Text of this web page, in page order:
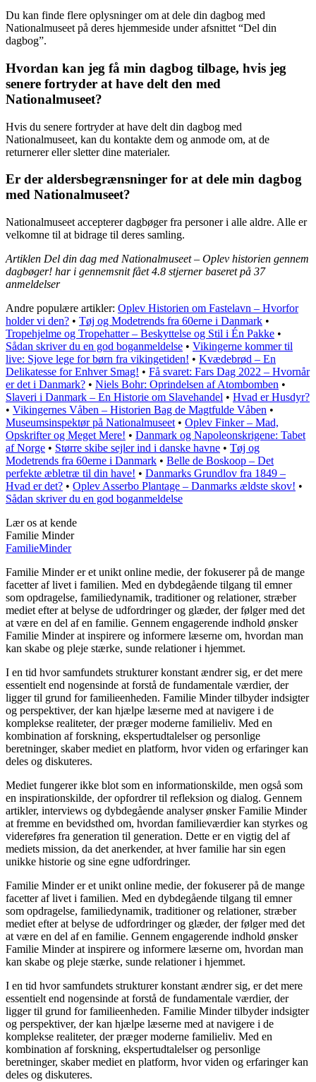
Du kan finde flere oplysninger om at dele din dagbog med
Nationalmuseet på deres hjemmeside under afsnittet “Del din
dagbog”.
Hvordan kan jeg få min dagbog tilbage, hvis jeg
senere fortryder at have delt den med
Nationalmuseet?
Hvis du senere fortryder at have delt din dagbog med
Nationalmuseet, kan du kontakte dem og anmode om, at de
returnerer eller sletter dine materialer.
Er der aldersbegrænsninger for at dele min dagbog
med Nationalmuseet?
Nationalmuseet accepterer dagbøger fra personer i alle aldre. Alle er
velkomne til at bidrage til deres samling.
Artiklen Del din dag med Nationalmuseet – Oplev historien gennem
dagbøger! har i gennemsnit fået4.8 stjerner baseret på 37
anmeldelser
Andre populære artikler: Oplev Historien om Fastelavn – Hvorfor
holder vi den? • Tøj og Modetrends fra 60erne i Danmark •
Tropehjelme og Tropehatter – Beskyttelse og Stil i Én Pakke •
Sådan skriver du en god boganmeldelse • Vikingerne kommer til
live: Sjove lege for børn fra vikingetiden! • Kvædebrød – En
Delikatesse for Enhver Smag! • Få svaret: Fars Dag 2022 – Hvornår
er det i Danmark? • Niels Bohr: Oprindelsen af Atombomben •
Slaveri i Danmark – En Historie om Slavehandel • Hvad er Husdyr?
• Vikingernes Våben – Historien Bag de Magtfulde Våben •
Museumsinspektør på Nationalmuseet • Oplev Finker – Mad,
Opskrifter og Meget Mere! • Danmark og Napoleonskrigene: Tabet
af Norge • Større skibe sejler ind i danske havne • Tøj og
Modetrends fra 60erne i Danmark • Belle de Boskoop – Det
perfekte æbletræ til din have! • Danmarks Grundlov fra 1849 –
Hvad er det? • Oplev Asserbo Plantage – Danmarks ældste skov! •
Sådan skriver du en god boganmeldelse
Lær os at kende
Familie Minder
FamilieMinder
Familie Minder er et unikt online medie, der fokuserer på de mange
facetter af livet i familien. Med en dybdegående tilgang til emner
som opdragelse, familiedynamik, traditioner og relationer, stræber
mediet efter at belyse de udfordringer og glæder, der følger med det
at være en del af en familie. Gennem engagerende indhold ønsker
Familie Minder at inspirere og informere læserne om, hvordan man
kan skabe og pleje stærke, sunde relationer i hjemmet.
I en tid hvor samfundets strukturer konstant ændrer sig, er det mere
essentielt end nogensinde at forstå de fundamentale værdier, der
ligger til grund for familieenheden. Familie Minder tilbyder indsigter
og perspektiver, der kan hjælpe læserne med at navigere i de
komplekse realiteter, der præger moderne familieliv. Med en
kombination af forskning, ekspertudtalelser og personlige
beretninger, skaber mediet en platform, hvor viden og erfaringer kan
deles og diskuteres.
Mediet fungerer ikke blot som en informationskilde, men også som
en inspirationskilde, der opfordrer til refleksion og dialog. Gennem
artikler, interviews og dybdegående analyser ønsker Familie Minder
at fremme en bevidsthed om, hvordan familieværdier kan styrkes og
videreføres fra generation til generation. Dette er en vigtig del af
mediets mission, da det anerkender, at hver familie har sin egen
unikke historie og sine egne udfordringer.
Familie Minder er et unikt online medie, der fokuserer på de mange
facetter af livet i familien. Med en dybdegående tilgang til emner
som opdragelse, familiedynamik, traditioner og relationer, stræber
mediet efter at belyse de udfordringer og glæder, der følger med det
at være en del af en familie. Gennem engagerende indhold ønsker
Familie Minder at inspirere og informere læserne om, hvordan man
kan skabe og pleje stærke, sunde relationer i hjemmet.
I en tid hvor samfundets strukturer konstant ændrer sig, er det mere
essentielt end nogensinde at forstå de fundamentale værdier, der
ligger til grund for familieenheden. Familie Minder tilbyder indsigter
og perspektiver, der kan hjælpe læserne med at navigere i de
komplekse realiteter, der præger moderne familieliv. Med en
kombination af forskning, ekspertudtalelser og personlige
beretninger, skaber mediet en platform, hvor viden og erfaringer kan
deles og diskuteres.